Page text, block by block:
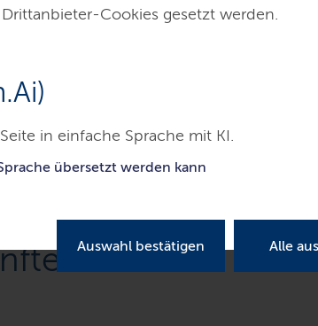
Cookies gesetzt werden.
in einfache Sprache mit KI.
übersetzt werden kann
Auswahl bestätigen Alle